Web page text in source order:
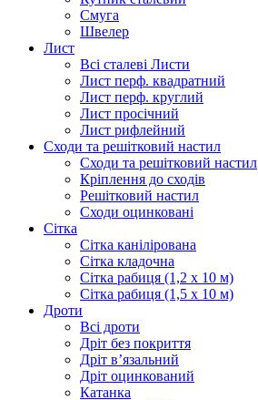
Смуга
Швелер
Лист
Всі сталеві Листи
Лист перф. квадратний
Лист перф. круглий
Лист просічний
Лист рифлейний
Сходи та решітковий настил
Сходи та решітковий настил
Кріплення до сходів
Решітковий настил
Сходи оцинковані
Сітка
Сітка канілірована
Сітка кладочна
Сітка рабиця (1,2 x 10 м)
Сітка рабиця (1,5 x 10 м)
Дроти
Всі дроти
Дріт без покриття
Дріт в’язальний
Дріт оцинкований
Катанка